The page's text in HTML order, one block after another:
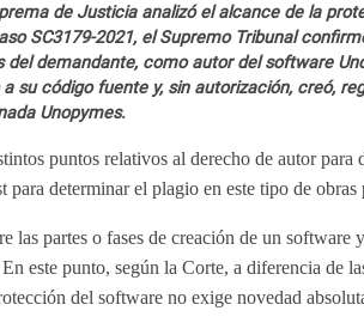
de Justicia analizó el alcance de la
SC3179-2021, el Supremo Tribunal
demandante, como autor del software
su código fuente y, sin autorización, creó,
Unopymes.
puntos relativos al derecho de autor para
determinar el plagio en este tipo de obras
las partes o fases de creación de un software
este punto, según la Corte, a diferencia de
del software no exige novedad